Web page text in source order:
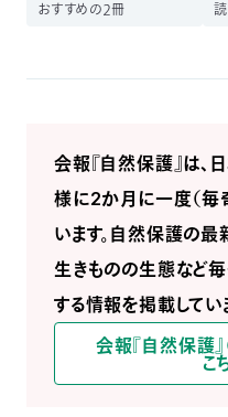
おすすめの２冊
会報『自然保護』は
様に2か月に一度（毎
います。自然保護の最
生きものの生態など
する情報を掲載してい
会報『自然保護
こ